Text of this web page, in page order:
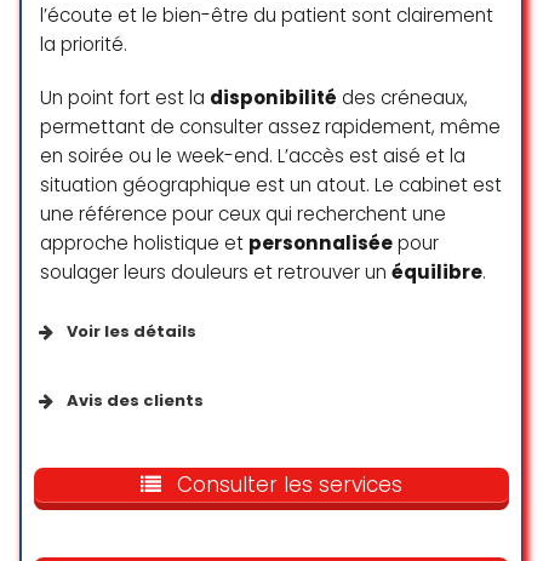
professeure pédagogique et dans
réjouis de poursuivre et d’évoluer
avec ce cours. Merci Serena ! Merci
Cédric belle découverte !
Juliette D.
l’écoute et le bien-être du patient sont clairement
la priorité.
Un point fort est la disponibilité des créneaux,
permettant de consulter assez rapidement, même
en soirée ou le week-end. L’accès est aisé et la
situation géographique est un atout. Le cabinet est
une référence pour ceux qui recherchent une
approche holistique et personnaliséepour
soulager leurs douleurs et retrouver un équilibre.
Voir les détails
Avis des clients
недель и случайно нашли этот
медицинский центр. Найти его
Consulter les services